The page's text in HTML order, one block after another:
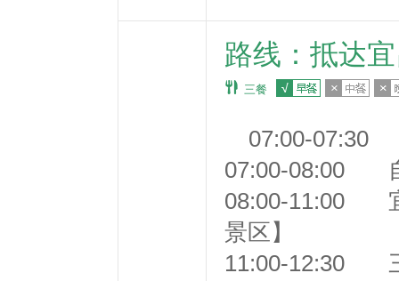
路线：抵达
三餐
07:00-07:30
07:00-08:00
08:00-11:00 宜
景区】
11:00-12:30 三